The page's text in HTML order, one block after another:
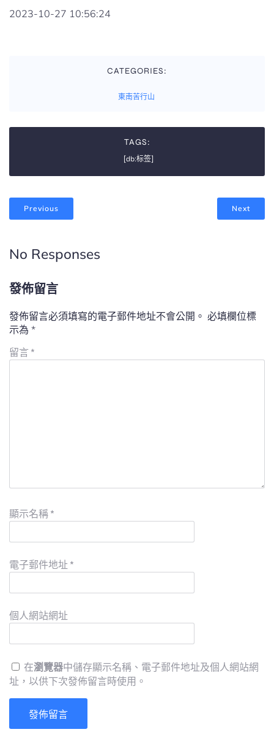
2023-10-27 10:56:24
CATEGORIES:
東南苦行山
TAGS:
[db:标签]
Previous Next
No Responses
發佈留言
發佈留言必須填寫的電子郵件地址不會公開。 必填欄位標
示為 *
留言 *
顯示名稱 *
電子郵件地址 *
個人網站網址
在瀏覽器中儲存顯示名稱、電子郵件地址及個人網站網
址，以供下次發佈留言時使用。